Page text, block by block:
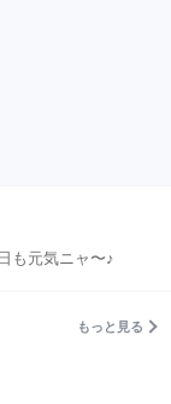
も元気ニャ〜♪
もっと見る